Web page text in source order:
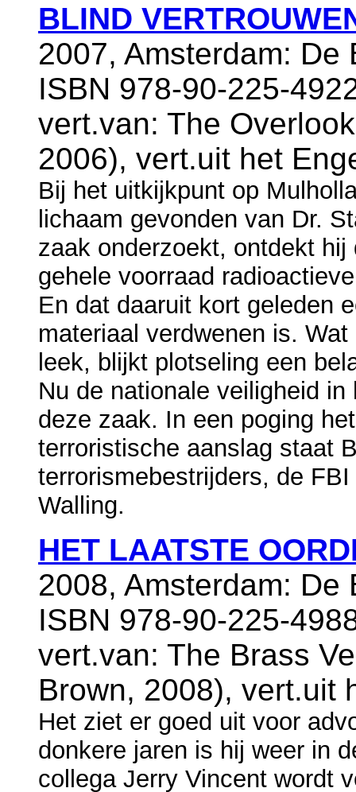
BLIND
2007, Amsterdam:
ISBN 978-90-225-
vert.van: The
2006), vert.uit het
Bij het uitkijkpunt op
lichaam gevonden van Dr.
zaak onderzoekt, ontdekt
gehele voorraad
En dat daaruit kort geleden
materiaal verdwenen is.
leek, blijkt plotseling een
Nu de nationale veiligheid
deze zaak. In een poging
terroristische aanslag staat
terrorismebestrijders, de
Walling.
HET LAATSTE
2008, Amsterdam:
ISBN 978-90-225-
vert.van: The Brass
Brown, 2008), vert.uit
Het ziet er goed uit voor
donkere jaren is hij weer in
collega Jerry Vincent wordt